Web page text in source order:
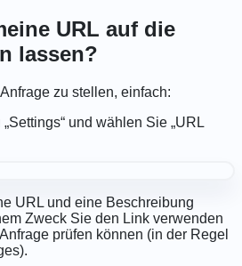
URL auf die
lassen?
zu stellen, einfach:
und wählen Sie „URL
URL und eine Beschreibung
​​Zweck Sie den Link verwenden
prüfen können (in der Regel